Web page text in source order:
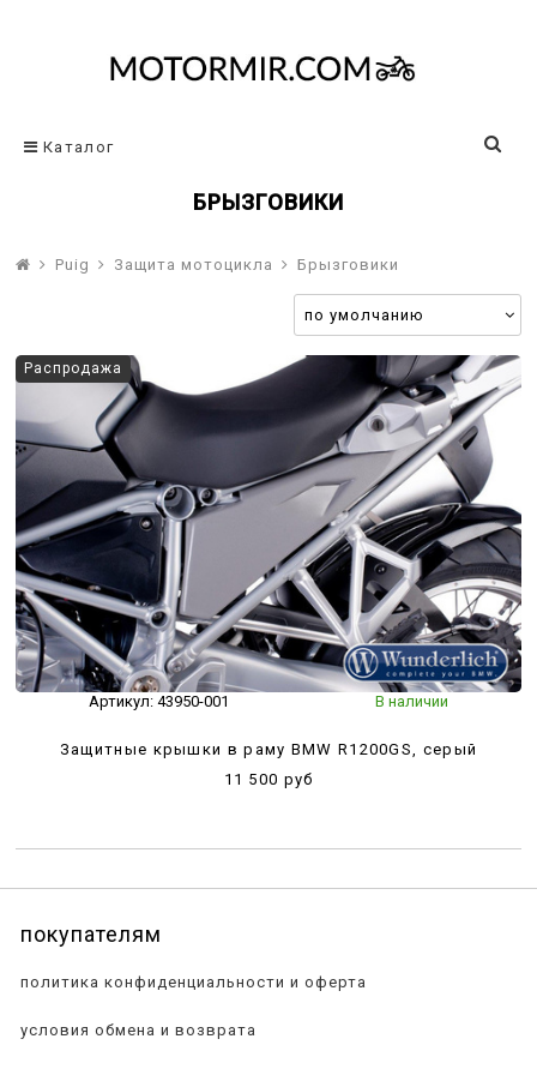
Каталог
БРЫЗГОВИКИ
Puig Защита мотоцикла Брызговики
Распродажа
Артикул: 43950-001 В наличии
Защитные крышки в раму BMW R1200GS, серый
11 500 руб
покупателям
политика конфиденциальности и оферта
условия обмена и возврата